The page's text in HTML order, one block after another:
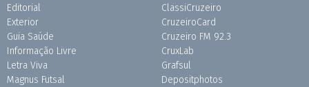
Editorial
Exterior
Guia Saúde
Informação Livre
Letra Viva
Magnus Futsal
ClassiCruzeiro
CruzeiroCard
Cruzeiro FM 92.3
CruxLab
Grafsul
Depositphotos